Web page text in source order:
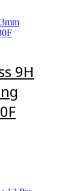
9H